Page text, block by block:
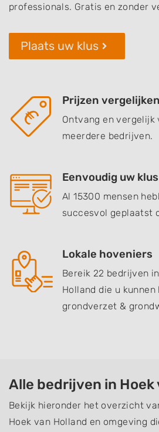
professionals. Gratis en zonder
Plaats uw klus
Prijzen vergelijken
Ontvang en
meerdere bedrijven.
Eenvoudig uw
Al 15300 mensen
succesvol geplaatst
Lokale hoveniers
Bereik 22 bedrijven
Holland die u
grondverzet &
Alle bedrijven in Hoek
Bekijk hieronder het overzicht
Hoek van Holland en omgeving